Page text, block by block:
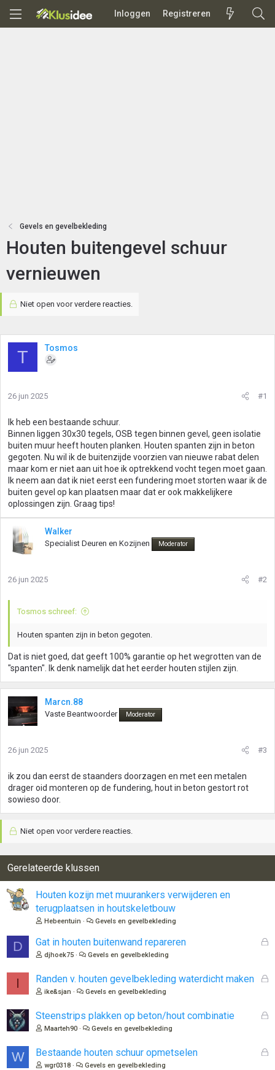
Inloggen Registreren
Gevels en gevelbekleding
Houten buitengevel schuur
vernieuwen
Niet open voor verdere reacties.
T Tosmos
26 jun 2025 #1
Ik heb een bestaande schuur.
Binnen liggen 30x30 tegels, OSB tegen binnen gevel, geen isolatie
buiten muur heeft houten planken. Houten spanten zijn in beton
gegoten. Nu wil ik de buitenzijde voorzien van nieuwe rabat delen
maar kom er niet aan uit hoe ik optrekkend vocht tegen moet gaan.
Ik neem aan dat ik niet eerst een fundering moet storten waar ik de
buiten gevel op kan plaatsen maar dat er ook makkelijkere
oplossingen zijn. Graag tips!
Walker
Specialist Deuren en Kozijnen Moderator
26 jun 2025 #2
Tosmos schreef:
Houten spanten zijn in beton gegoten.
Dat is niet goed, dat geeft 100% garantie op het wegrotten van de
"spanten". Ik denk namelijk dat het eerder houten stijlen zijn.
Marcn.88
Vaste Beantwoorder Moderator
26 jun 2025 #3
ik zou dan eerst de staanders doorzagen en met een metalen
drager oid monteren op de fundering, hout in beton gestort rot
sowieso door.
Niet open voor verdere reacties.
Gerelateerde klussen
Houten kozijn met muurankers verwijderen en
terugplaatsen in houtskeletbouw
Hebeentuin Gevels en gevelbekleding
D
G
n
Gat in houten buitenwand repareren
djhoek75 Gevels en gevelbekleding
I
G
n
Randen v. houten gevelbekleding waterdicht maken
ike&sjan Gevels en gevelbekleding
G
Steenstrips plakken op beton/hout combinatie
Maarteh90 Gevels en gevelbekleding
W
G
Bestaande houten schuur opmetselen
wgr0318 Gevels en gevelbekleding